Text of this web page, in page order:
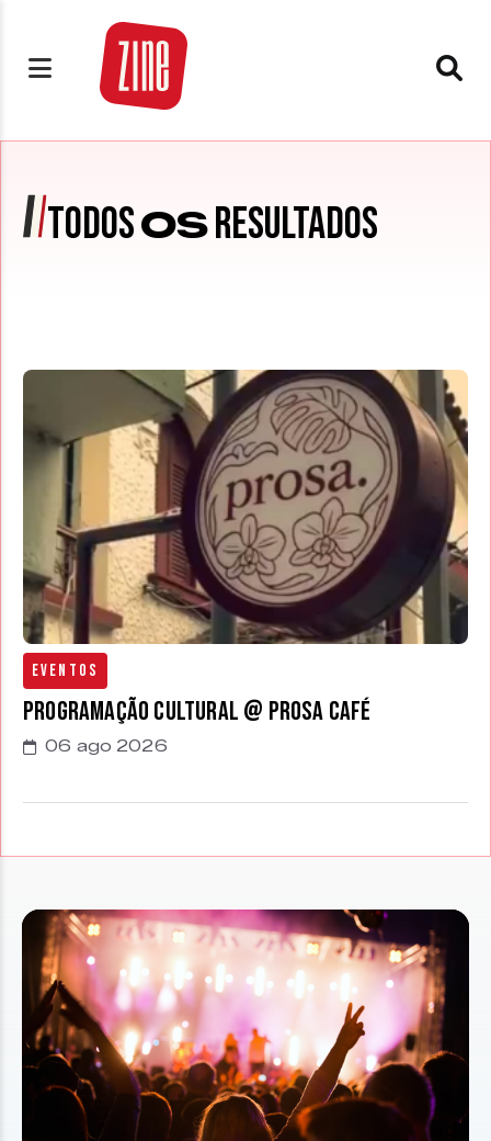
TODOSOSRESULTADOS
Eventos
Programação cultural @ Prosa Café
06 ago 2026